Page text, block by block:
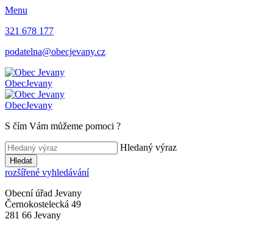
Menu
321 678 177
podatelna@obecjevany.cz
ObecJevany
ObecJevany
S čím Vám můžeme pomoci ?
Hledaný výraz
Hledat
rozšířené vyhledávání
Obecní úřad Jevany
Černokostelecká 49
281 66 Jevany